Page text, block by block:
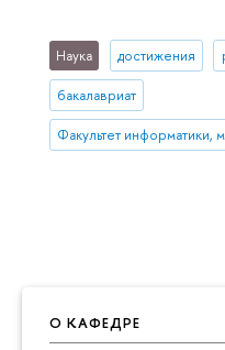
О КАФЕДРЕ
Наука достижения
бакалавриат
Факультет